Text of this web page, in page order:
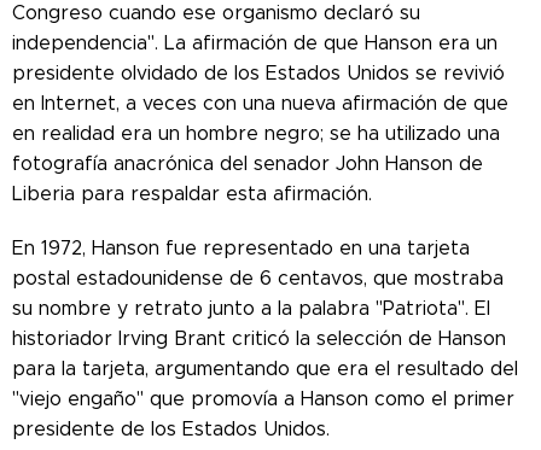
Congreso cuando ese organismo declaró su
independencia". La afirmación de que Hanson era un
presidente olvidado de los Estados Unidos se revivió
en Internet, a veces con una nueva afirmación de que
en realidad era un hombre negro; se ha utilizado una
fotografía anacrónica del senador John Hanson de
Liberia para respaldar esta afirmación.
En 1972, Hanson fue representado en una tarjeta
postal estadounidense de 6 centavos, que mostraba
su nombre y retrato junto a la palabra "Patriota". El
historiador Irving Brant criticó la selección de Hanson
para la tarjeta, argumentando que era el resultado del
"viejo engaño" que promovía a Hanson como el primer
presidente de los Estados Unidos.